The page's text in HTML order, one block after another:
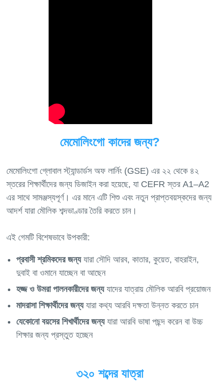
মেমোলিংগো কাদের জন্য?
মেমোলিংগো গ্লোবাল স্ট্যান্ডার্ডস অফ লার্নিং (GSE) এর ২২ থেকে ৪২
স্তরের শিক্ষার্থীদের জন্য ডিজাইন করা হয়েছে, যা CEFR স্তর A1–A2
এর সাথে সামঞ্জস্যপূর্ণ। এর মানে এটি শিশু এবং নতুন প্রাপ্তবয়স্কদের জন্য
আদর্শ যারা মৌলিক শব্দভাণ্ডার তৈরি করতে চান।
এই গেমটি বিশেষভাবে উপকারী:
প্রবাসী শ্রমিকদের জন্যযারা সৌদি আরব, কাতার, কুয়েত, বাহরাইন,
দুবাই বা ওমানে যাচ্ছেন বা আছেন
হজ্জ ও উমরা পালনকারীদের জন্যযাদের যাত্রায় মৌলিক আরবি প্রয়োজন
মাদরাসা শিক্ষার্থীদের জন্যযারা কথ্য আরবি দক্ষতা উন্নত করতে চান
যেকোনো বয়সের শিখার্থীদের জন্যযারা আরবি ভাষা পছন্দ করেন বা উচ্চ
শিক্ষার জন্য প্রস্তুত হচ্ছেন
৩২০ শব্দের যাত্রা